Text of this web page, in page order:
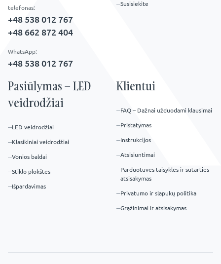
Susisiekite
Pasiūlymas – LED
veidrodžiai
LED veidrodžiai
Klasikiniai veidrodžiai
Vonios baldai
Stiklo plokštės
Išpardavimas
Klientui
FAQ – Dažnai užduodami klausimai
Pristatymas
Instrukcijos
Atsisiuntimai
Parduotuvės taisyklės ir sutarties
atsisakymas
Privatumo ir slapukų politika
Grąžinimai ir atsisakymas
telefonas:
+48 538 012 767
+48 662 872 404
WhatsApp:
+48 538 012 767